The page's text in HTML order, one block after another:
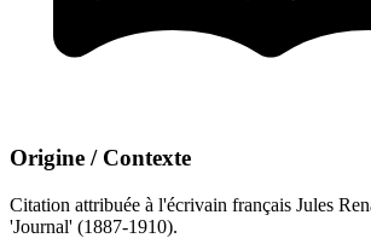
Origine / Contexte
Citation attribuée à l'écrivain français Jules
'Journal' (1887-1910).